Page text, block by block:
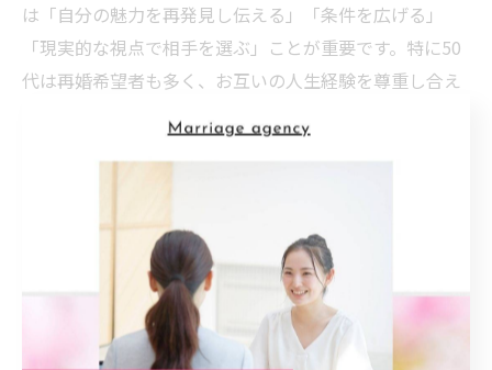
は「自分の魅力を再発見し伝える」「条件を広げる」
「現実的な視点で相手を選ぶ」ことが重要です。特に50
代は再婚希望者も多く、お互いの人生経験を尊重し合え
る相手探しがポイントです。
年代ごとの婚活戦略を立て、ライフステージや希望に合
結します。自分がどの年代に属するかを把握し、それぞ
れの強みや課題を意識した活動が成功への最短ルートで